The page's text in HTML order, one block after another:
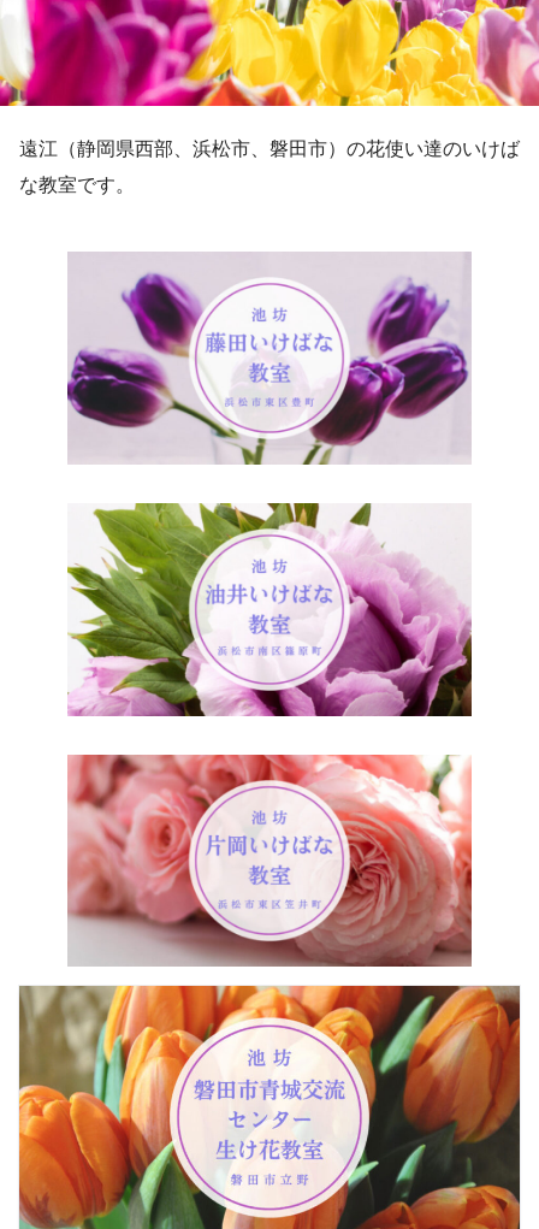
遠江（静岡県西部、浜松市、磐田市）の花使い達のいけば
な教室です。